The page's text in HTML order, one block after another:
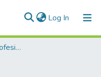
Log In (current)
Licenciatura - Título Profesional